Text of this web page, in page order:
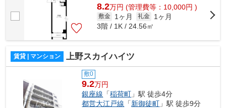
8.2万円 (管理費等：10,000円 )
敷金 1ヶ月 礼金
1ヶ月
3階 / 1K / 24.56㎡
賃貸 | マンション 上野スカイハイツ
敷0
9.2万円
銀座線 「稲荷町 」駅 徒歩4分
都営大江戸線 「新御徒町 」駅 徒歩9分